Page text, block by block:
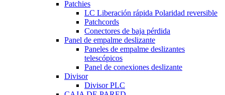
Patchies
LC Liberación rápida Polaridad reversible
Patchcords
Conectores de baja pérdida
Panel de empalme deslizante
Paneles de empalme deslizantes
telescópicos
Panel de conexiones deslizante
Divisor
Divisor PLC